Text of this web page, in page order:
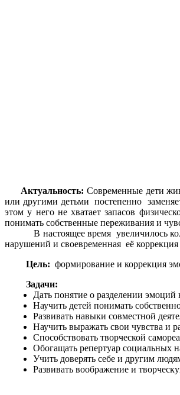
Актуальность: Современные дети
или другими детьми постепенно
этом у него не хватает запасов
понимать собственные переживания и
В настоящее время увеличилось
нарушений и своевременная её коррекция
Цель: формирование и коррекция
Задачи:
Дать понятие о разделении
Научить детей понимать
Развивать навыки совместной
Научить выражать свои чувства и
Способствовать творческой
Обогащать репертуар социальных
Учить доверять себе и другим
Развивать воображение и